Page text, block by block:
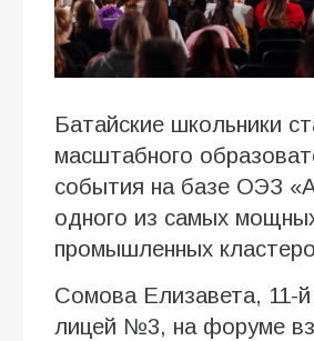
Батайские школьники
масштабного
события на базе ОЭЗ
одного из самых
промышленных
Сомова Елизавета, 11-й
лицей №3, на форуме